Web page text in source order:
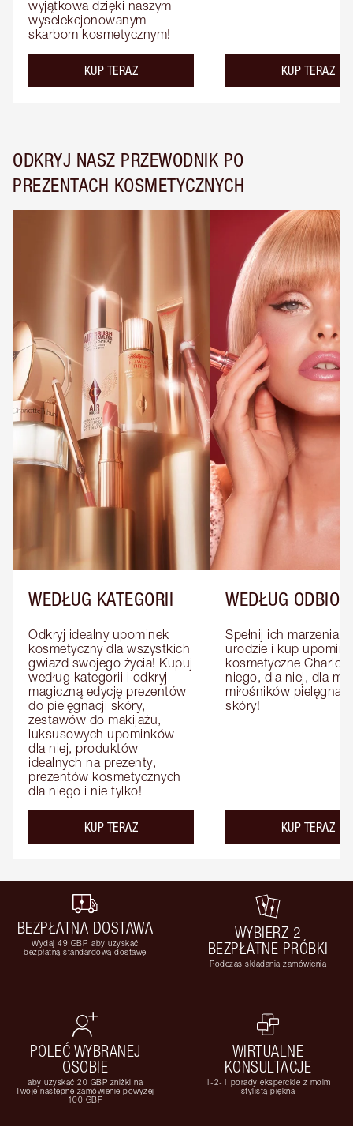
wyjątkowa dzięki naszym
wyselekcjonowanym
skarbom kosmetycznym!
KUP TERAZ KUP TERAZ
ODKRYJ NASZ PRZEWODNIK PO
PREZENTACH KOSMETYCZNYCH
WEDŁUG KATEGORII
Odkryj idealny upominek
kosmetyczny dla wszystkich
gwiazd swojego życia! Kupuj
według kategorii i odkryj
magiczną edycję prezentów
do pielęgnacji skóry,
zestawów do makijażu,
luksusowych upominków
dla niej, produktów
idealnych na prezenty,
prezentów kosmetycznych
dla niego i nie tylko!
KUP TERAZ
WEDŁUG
Spełnij ich marzenia o
urodzie i kup
kosmetyczne
niego, dla niej, dla
miłośników pielęgnacji
skóry!
KUP TERAZ
BEZPŁATNA DOSTAWA
Wydaj 49 GBP, aby uzyskać
bezpłatną standardową dostawę
WYBIERZ 2
BEZPŁATNE PRÓBKI
Podczas składania zamówienia
POLEĆ WYBRANEJ
OSOBIE
aby uzyskać 20 GBP zniżki na
Twoje następne zamówienie powyżej
100 GBP
WIRTUALNE
KONSULTACJE
1-2-1 porady eksperckie z moim
stylistą piękna